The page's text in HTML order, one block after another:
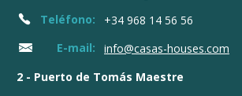
Teléfono:
+34 968 14 56 56
E-mail:
info@casas-houses.com
2 - Puerto de Tomás Maestre